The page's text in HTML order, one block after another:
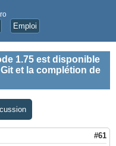
Emploi
1.75 est disponible
et la complétion de
#61